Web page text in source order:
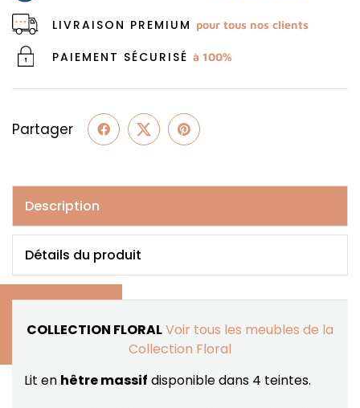
LIVRAISON PREMIUM pour tous nos clients
PAIEMENT SÉCURISÉ à 100%
Partager
Description
COLLECTION FLORALVoir tous les meubles de la
Collection Floral
Lit en hêtre massif disponible dans 4 teintes.
Détails du produit